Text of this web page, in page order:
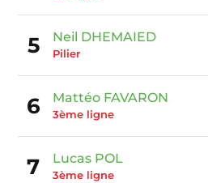
5 Neil DHEMAIED
Pilier
6 Mattéo FAVARON
3ème ligne
7 Lucas POL
3ème ligne